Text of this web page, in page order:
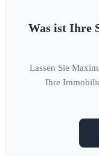
Was ist Ihre
Lassen Sie
Ihre